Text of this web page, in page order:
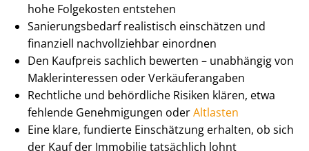
hohe Folgekosten entstehen
Sa­nie­rungs­be­darf realistisch einschätzen und
finanziell nachvollziehbar einordnen
Den Kaufpreis sachlich bewerten – unabhängig von
Mak­ler­in­ter­es­sen oder Ver­käu­fer­an­ga­ben
Rechtliche und behördliche Risiken klären, etwa
fehlende Genehmigungen oderAltlasten
Eine klare, fundierte Einschätzung erhalten, ob sich
der Kauf der Immobilie tatsächlich lohnt